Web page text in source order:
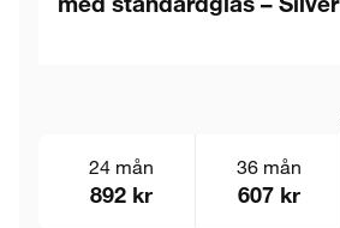
24 mån
892 kr
36 mån
607 kr